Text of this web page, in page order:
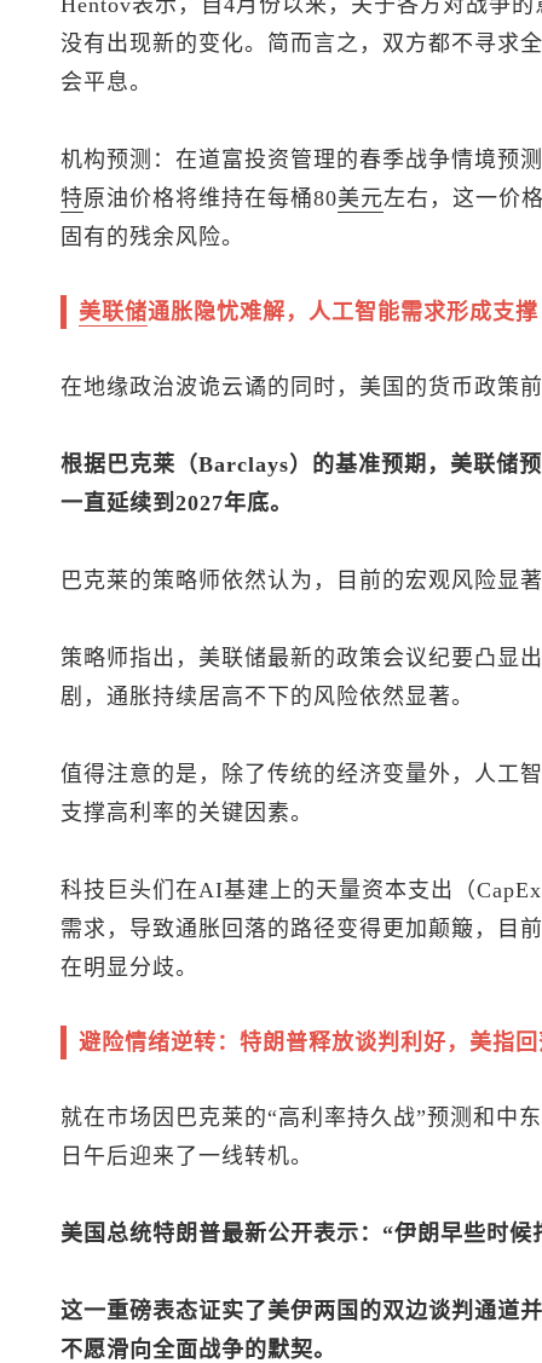
Hentov表示，自4月份以来，关于各方对战争
没有出现新的变化。简而言之，双方都不寻求
会平息。
机构预测：在道富投资管理的春季战争情境预
特原油价格将维持在每桶80美元左右，这一价
固有的残余风险。
美联储通胀隐忧难解，人工智能需求形成支撑
在地缘政治波诡云谲的同时，美国的货币政策
根据巴克莱（Barclays）的基准预期，美联储
一直延续到2027年底。
巴克莱的策略师依然认为，目前的宏观风险显
策略师指出，美联储最新的政策会议纪要凸显
剧，通胀持续居高不下的风险依然显著。
值得注意的是，除了传统的经济变量外，人工
支撑高利率的关键因素。
科技巨头们在AI基建上的天量资本支出（
需求，导致通胀回落的路径变得更加颠簸，目
在明显分歧。
避险情绪逆转：特朗普释放谈判利好，美指
就在市场因巴克莱的“高利率持久战”预测和中
日午后迎来了一线转机。
美国总统特朗普最新公开表示：“伊朗早些时
这一重磅表态证实了美伊两国的双边谈判通道
不愿滑向全面战争的默契。